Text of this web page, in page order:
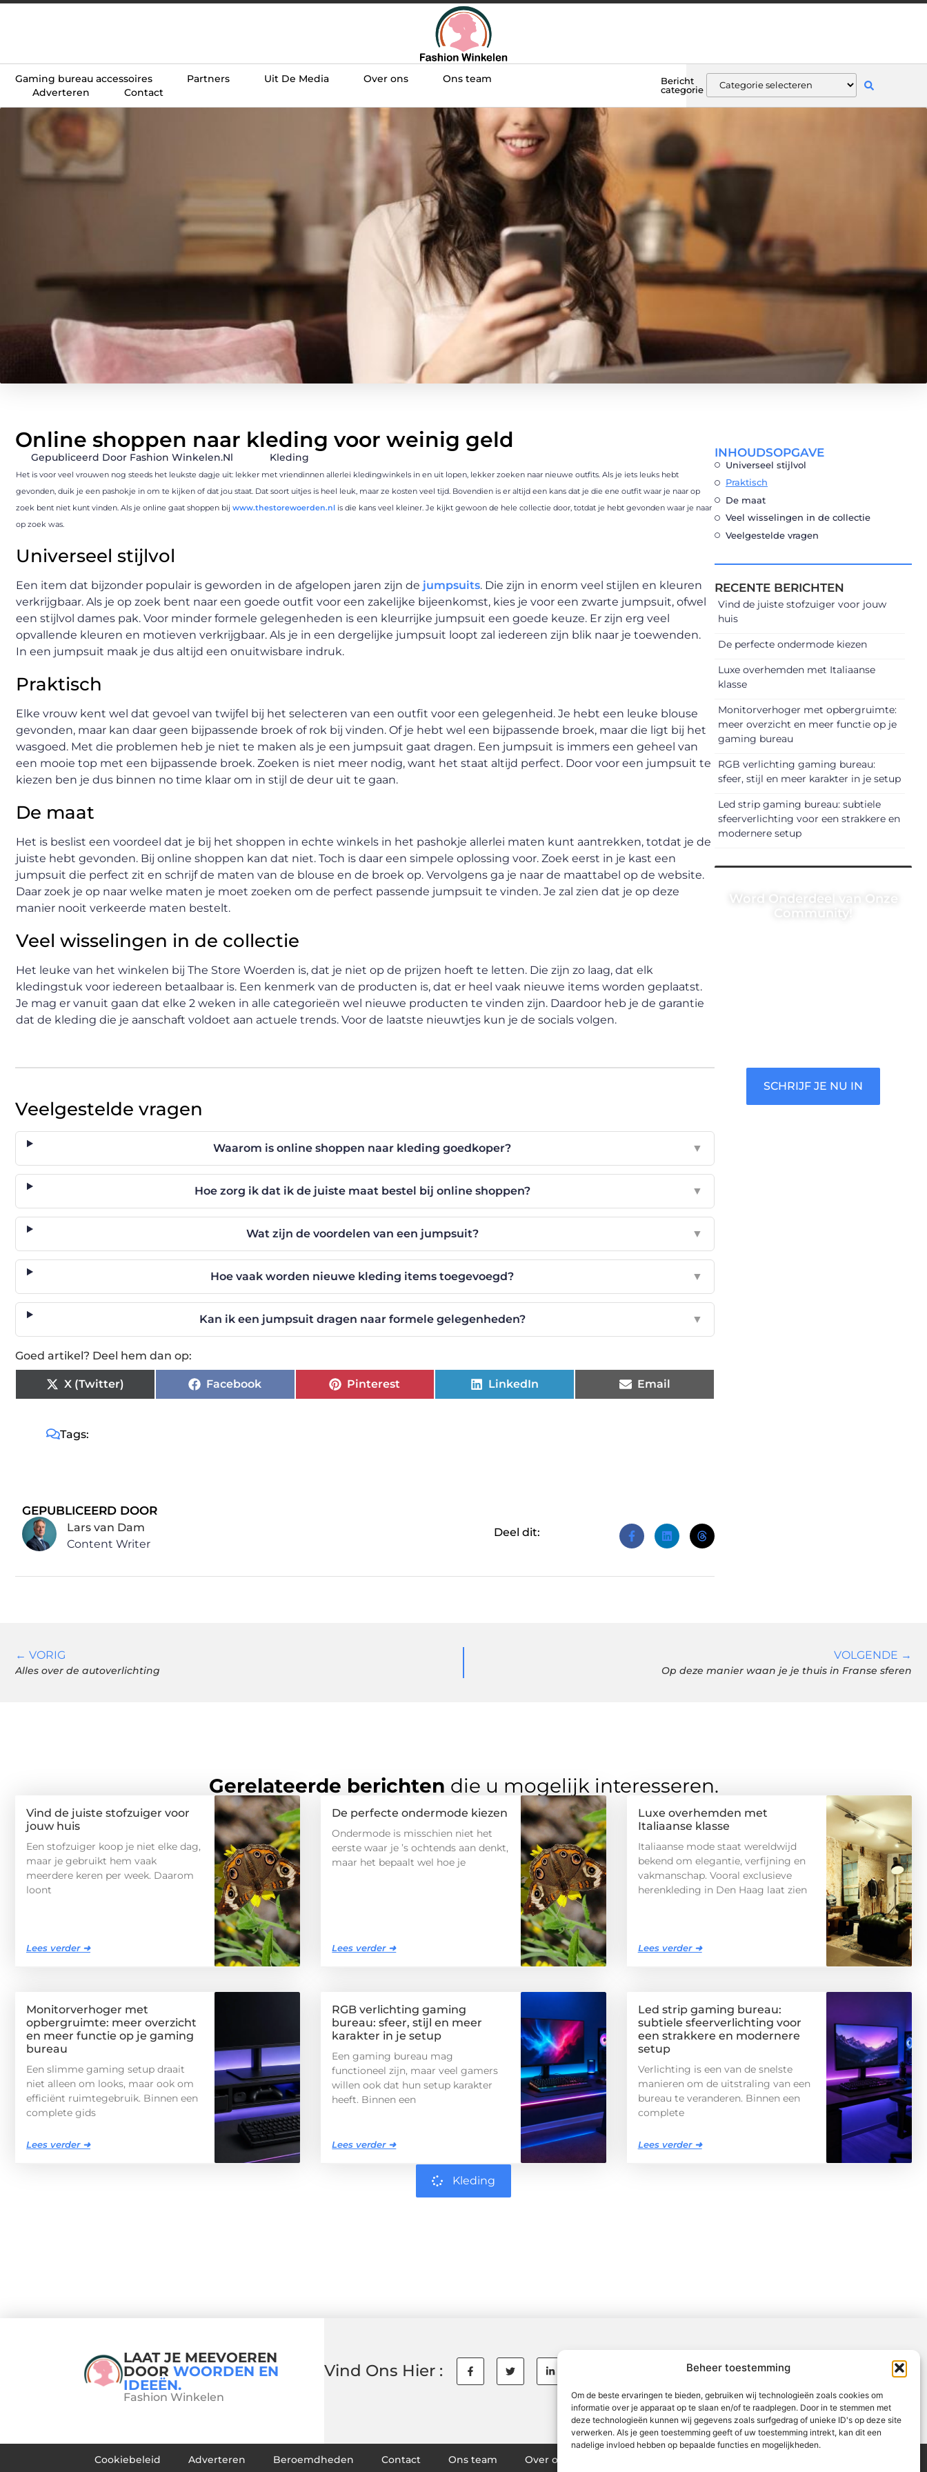
Beheer toestemming
Om de beste ervaringen te bieden, gebruiken wij technologieën zoals cookies om
informatie over je apparaat op te slaan en/of te raadplegen. Door in te stemmen met
deze technologieën kunnen wij gegevens zoals surfgedrag of unieke ID's op deze site
verwerken. Als je geen toestemming geeft of uw toestemming intrekt, kan dit een
nadelige invloed hebben op bepaalde functies en mogelijkheden.
Gaming bureau accessoires Partners Uit De Media Over ons
Ons team
Adverteren
Contact
Bericht
categorie
Online shoppen naar kleding voor weinig geld
Gepubliceerd Door Fashion Winkelen.nl Kleding
Het is voor veel vrouwen nog steeds het leukste dagje uit: lekker met vriendinnen allerlei kledingwinkels in en uit lopen, lekker zoeken naar nieuwe outfits. Als je iets leuks hebt
gevonden, duik je een pashokje in om te kijken of dat jou staat. Dat soort uitjes is heel leuk, maar ze kosten veel tijd. Bovendien is er altijd een kans dat je die ene outfit waar je naar op
zoek bent niet kunt vinden. Als je online gaat shoppen bij www.thestorewoerden.nl is die kans veel kleiner. Je kijkt gewoon de hele collectie door, totdat je hebt gevonden waar je naar
op zoek was.
Universeel stijlvol
Een item dat bijzonder populair is geworden in de afgelopen jaren zijn de jumpsuits. Die zijn in enorm veel stijlen en kleuren
verkrijgbaar. Als je op zoek bent naar een goede outfit voor een zakelijke bijeenkomst, kies je voor een zwarte jumpsuit, ofwel
een stijlvol dames pak. Voor minder formele gelegenheden is een kleurrijke jumpsuit een goede keuze. Er zijn erg veel
opvallende kleuren en motieven verkrijgbaar. Als je in een dergelijke jumpsuit loopt zal iedereen zijn blik naar je toewenden.
In een jumpsuit maak je dus altijd een onuitwisbare indruk.
Praktisch
Elke vrouw kent wel dat gevoel van twijfel bij het selecteren van een outfit voor een gelegenheid. Je hebt een leuke blouse
gevonden, maar kan daar geen bijpassende broek of rok bij vinden. Of je hebt wel een bijpassende broek, maar die ligt bij het
wasgoed. Met die problemen heb je niet te maken als je een jumpsuit gaat dragen. Een jumpsuit is immers een geheel van
een mooie top met een bijpassende broek. Zoeken is niet meer nodig, want het staat altijd perfect. Door voor een jumpsuit te
kiezen ben je dus binnen no time klaar om in stijl de deur uit te gaan.
De maat
Het is beslist een voordeel dat je bij het shoppen in echte winkels in het pashokje allerlei maten kunt aantrekken, totdat je de
juiste hebt gevonden. Bij online shoppen kan dat niet. Toch is daar een simpele oplossing voor. Zoek eerst in je kast een
jumpsuit die perfect zit en schrijf de maten van de blouse en de broek op. Vervolgens ga je naar de maattabel op de website.
Daar zoek je op naar welke maten je moet zoeken om de perfect passende jumpsuit te vinden. Je zal zien dat je op deze
manier nooit verkeerde maten bestelt.
Veel wisselingen in de collectie
Het leuke van het winkelen bij The Store Woerden is, dat je niet op de prijzen hoeft te letten. Die zijn zo laag, dat elk
kledingstuk voor iedereen betaalbaar is. Een kenmerk van de producten is, dat er heel vaak nieuwe items worden geplaatst.
Je mag er vanuit gaan dat elke 2 weken in alle categorieën wel nieuwe producten te vinden zijn. Daardoor heb je de garantie
dat de kleding die je aanschaft voldoet aan actuele trends. Voor de laatste nieuwtjes kun je de socials volgen.
Veelgestelde vragen
Waarom is online shoppen naar kleding goedkoper? ▼
Hoe zorg ik dat ik de juiste maat bestel bij online shoppen? ▼
Wat zijn de voordelen van een jumpsuit? ▼
Hoe vaak worden nieuwe kleding items toegevoegd? ▼
Kan ik een jumpsuit dragen naar formele gelegenheden? ▼
Goed artikel? Deel hem dan op:
X (Twitter) Facebook Pinterest LinkedIn Email
Tags:
GEPUBLICEERD DOOR
Lars van Dam
Content Writer
Deel dit:
INHOUDSOPGAVE
Universeel stijlvol
Praktisch
De maat
Veel wisselingen in de collectie
Veelgestelde vragen
RECENTE BERICHTEN
Vind de juiste stofzuiger voor jouw
huis
De perfecte ondermode kiezen
Luxe overhemden met Italiaanse
klasse
Monitorverhoger met opbergruimte:
meer overzicht en meer functie op je
gaming bureau
RGB verlichting gaming bureau:
sfeer, stijl en meer karakter in je setup
Led strip gaming bureau: subtiele
sfeerverlichting voor een strakkere en
modernere setup
Word Onderdeel van Onze
Community!
SCHRIJF JE NU IN
← VORIG
Alles over de autoverlichting
VOLGENDE →
Op deze manier waan je je thuis in Franse sferen
Gerelateerde berichten die u mogelijk interesseren.
Vind de juiste stofzuiger voor
jouw huis
Een stofzuiger koop je niet elke dag,
maar je gebruikt hem vaak
meerdere keren per week. Daarom
loont
Lees verder ➜
De perfecte ondermode kiezen
Ondermode is misschien niet het
eerste waar je ’s ochtends aan denkt,
maar het bepaalt wel hoe je
Lees verder ➜
Luxe overhemden met
Italiaanse klasse
Italiaanse mode staat wereldwijd
bekend om elegantie, verfijning en
vakmanschap. Vooral exclusieve
herenkleding in Den Haag laat zien
Lees verder ➜
Monitorverhoger met
opbergruimte: meer overzicht
en meer functie op je gaming
bureau
Een slimme gaming setup draait
niet alleen om looks, maar ook om
efficiënt ruimtegebruik. Binnen een
complete gids
Lees verder ➜
RGB verlichting gaming
bureau: sfeer, stijl en meer
karakter in je setup
Een gaming bureau mag
functioneel zijn, maar veel gamers
willen ook dat hun setup karakter
heeft. Binnen een
Lees verder ➜
Led strip gaming bureau:
subtiele sfeerverlichting voor
een strakkere en modernere
setup
Verlichting is een van de snelste
manieren om de uitstraling van een
bureau te veranderen. Binnen een
complete
Lees verder ➜
Kleding
LAAT JE MEEVOEREN
DOOR WOORDEN EN
IDEEËN.
Fashion Winkelen
Vind Ons Hier :
Cookiebeleid Adverteren Beroemdheden Contact Ons team Over ons